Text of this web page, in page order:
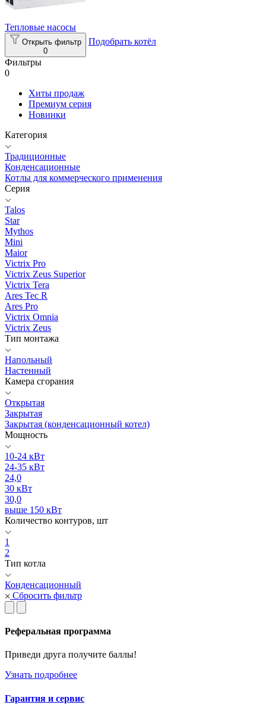
Тепловые насосы
Открыть фильтр
0
Подобрать котёл
Фильтры
0
Хиты продаж
Премиум серия
Новинки
Категория
Традиционные
Конденсационные
Котлы для коммерческого применения
Серия
Talos
Star
Mythos
Mini
Maior
Victrix Pro
Victrix Zeus Superior
Victrix Tera
Ares Tec R
Ares Pro
Victrix Omnia
Victrix Zeus
Тип монтажа
Напольный
Настенный
Камера сгорания
Открытая
Закрытая
Закрытая (конденсационный котел)
Мощность
10-24 кВт
24-35 кВт
24,0
30 кВт
30,0
выше 150 кВт
Количество контуров, шт
1
2
Тип котла
Конденсационный
Сбросить фильтр
Реферальная программа
Приведи друга получите баллы!
Узнать подробнее
Гарантия и сервис